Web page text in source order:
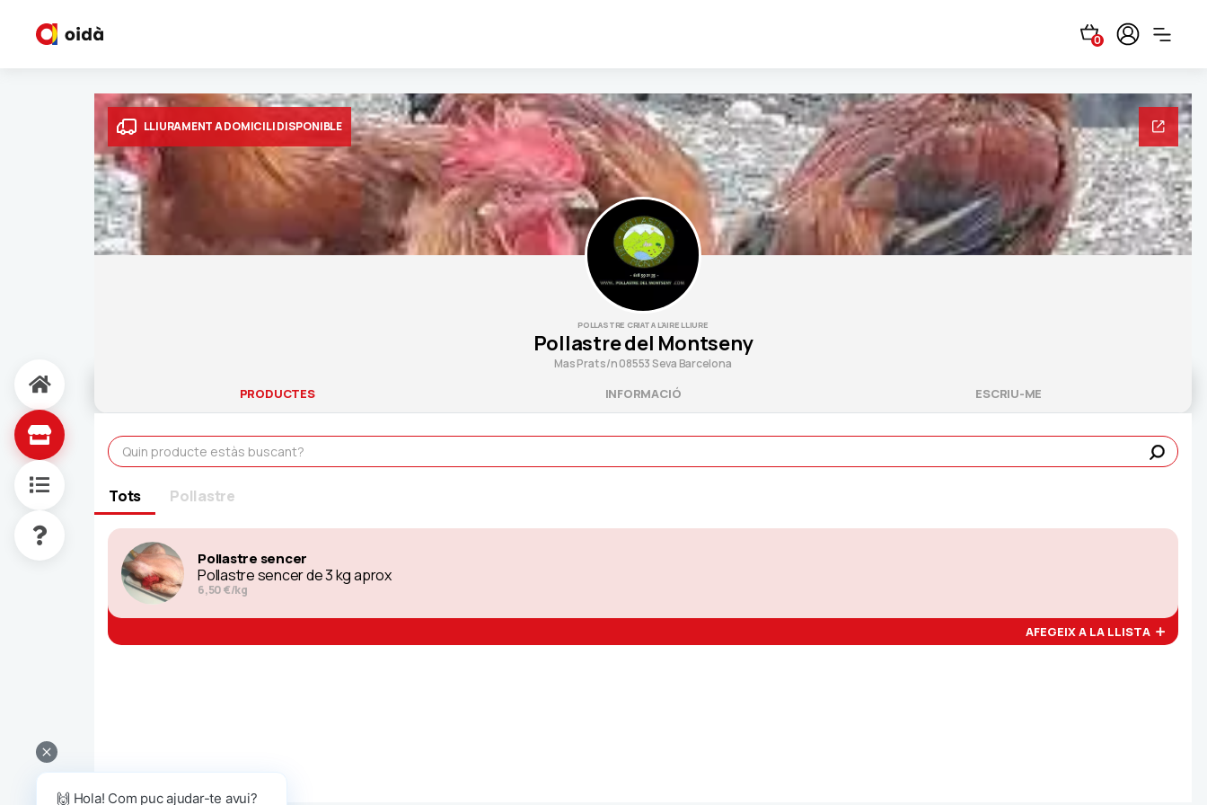
0
LLIURAMENT A DOMICILI DISPONIBLE
POLLASTRE CRIAT A L'AIRE LLIURE
Pollastre del Montseny
Mas Prat s/n 08553 Seva Barcelona
PRODUCTES INFORMACIÓ ESCRIU-ME
Tots Pollastre
Pollastre sencer
Pollastre sencer de 3 kg aprox
6,50 €/kg
AFEGEIX A LA LLISTA
🙌 Hola! Com puc ajudar-te avui?